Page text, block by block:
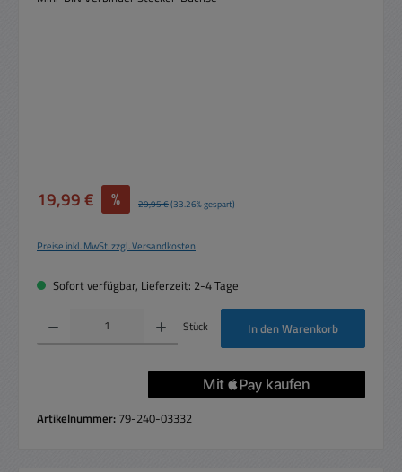
Verkaufspreis:
19,99 € % Regulärer Preis:
29,95 €(33.26% gespart)
Preise inkl. MwSt. zzgl. Versandkosten
Sofort verfügbar, Lieferzeit: 2-4 Tage
Produkt Anzahl: Gib den gewünschten Wert ein oder benutze die Schaltflächen um
Stück In den Warenkorb
Artikelnummer: 79-240-03332